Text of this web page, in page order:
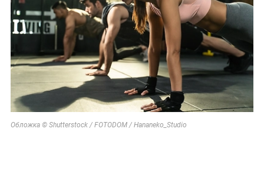
Обложка © Shutterstock / FOTODOM / Hananeko_Studio